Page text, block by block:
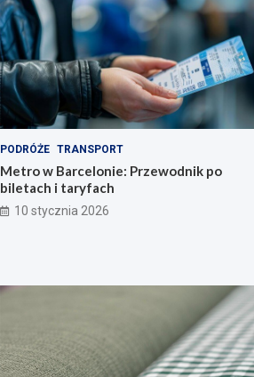
PODRÓŻE TRANSPORT
Metro w Barcelonie: Przewodnik po
biletach i taryfach
10 stycznia 2026